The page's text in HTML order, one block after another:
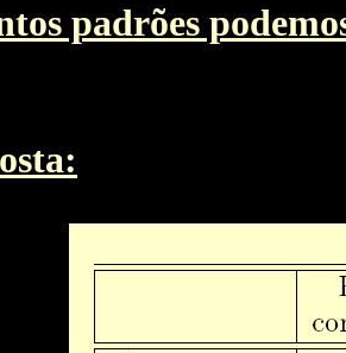
padrões